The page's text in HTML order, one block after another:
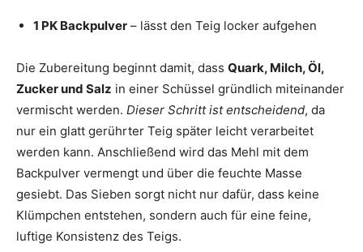
1 PK Backpulver – lässt den Teig locker aufgehen
Die Zubereitung beginnt damit, dass Quark, Milch, Öl,
Zucker und Salz in einer Schüssel gründlich miteinander
vermischt werden. Dieser Schritt ist entscheidend, da
nur ein glatt gerührter Teig später leicht verarbeitet
werden kann. Anschließend wird das Mehl mit dem
Backpulver vermengt und über die feuchte Masse
gesiebt. Das Sieben sorgt nicht nur dafür, dass keine
Klümpchen entstehen, sondern auch für eine feine,
luftige Konsistenz des Teigs.